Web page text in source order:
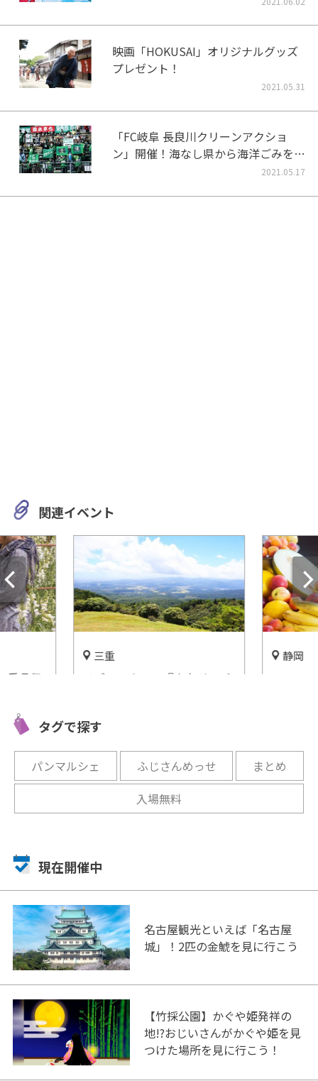
映画「HOKUSAI」オリジナルグッズ
プレゼント！
2021.05.31
「FC岐阜 長良川クリーンアクショ
ン」開催！海なし県から海洋ごみをな
2021.05.17
関連イベント
重県伊
三重
リゾートホテル『青山ガーデ
介！
開催中
静岡
タグで探す
パンマルシェ ふじさんめっせ
まとめ
入場無料
現在開催中
名古屋観光といえば「名古屋
城」！2匹の金鯱を見に行こう
【竹採公園】かぐや姫発祥の
地!?おじいさんがかぐや姫を見
つけた場所を見に行こう！